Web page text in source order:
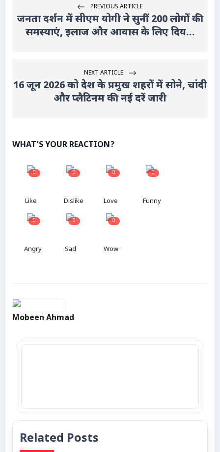
PREVIOUS ARTICLE
जनता दर्शन में सीएम योगी ने सुनीं 200 लोगों की
समस्याएं, इलाज और आवास के लिए दिय...
NEXT ARTICLE
16 जून 2026 को देश के प्रमुख शहरों में सोने, चांदी
और प्लैटिनम की नई दरें जारी
WHAT'S YOUR REACTION?
0
Like
0
Dislike
0
Love
0
Funny
0
Angry
0
Sad
0
Wow
Mobeen Ahmad
Related Posts